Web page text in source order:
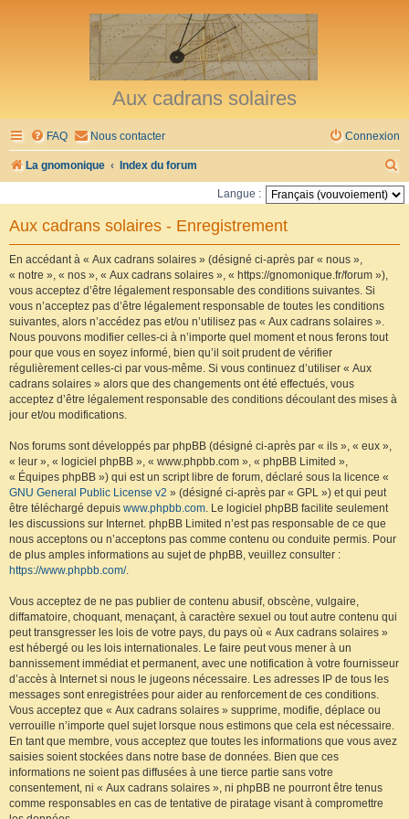
Aux cadrans solaires
FAQ Nous contacter Connexion
La gnomonique Index du forum
e
Langue :
Aux cadrans solaires - Enregistrement
En accédant à « Aux cadrans solaires » (désigné ci-après par « nous »,
« notre », « nos », « Aux cadrans solaires », « https://gnomonique.fr/forum »),
vous acceptez d’être légalement responsable des conditions suivantes. Si
vous n’acceptez pas d’être légalement responsable de toutes les conditions
suivantes, alors n’accédez pas et/ou n’utilisez pas « Aux cadrans solaires ».
Nous pouvons modifier celles-ci à n’importe quel moment et nous ferons tout
pour que vous en soyez informé, bien qu’il soit prudent de vérifier
régulièrement celles-ci par vous-même. Si vous continuez d’utiliser « Aux
cadrans solaires » alors que des changements ont été effectués, vous
acceptez d’être légalement responsable des conditions découlant des mises à
jour et/ou modifications.
Nos forums sont développés par phpBB (désigné ci-après par « ils », « eux »,
« leur », « logiciel phpBB », « www.phpbb.com », « phpBB Limited »,
« Équipes phpBB ») qui est un script libre de forum, déclaré sous la licence «
GNU General Public License v2 » (désigné ci-après par « GPL ») et qui peut
être téléchargé depuis www.phpbb.com. Le logiciel phpBB facilite seulement
les discussions sur Internet. phpBB Limited n’est pas responsable de ce que
nous acceptons ou n’acceptons pas comme contenu ou conduite permis. Pour
de plus amples informations au sujet de phpBB, veuillez consulter :
https://www.phpbb.com/.
Vous acceptez de ne pas publier de contenu abusif, obscène, vulgaire,
diffamatoire, choquant, menaçant, à caractère sexuel ou tout autre contenu qui
peut transgresser les lois de votre pays, du pays où « Aux cadrans solaires »
est hébergé ou les lois internationales. Le faire peut vous mener à un
bannissement immédiat et permanent, avec une notification à votre fournisseur
d’accès à Internet si nous le jugeons nécessaire. Les adresses IP de tous les
messages sont enregistrées pour aider au renforcement de ces conditions.
Vous acceptez que « Aux cadrans solaires » supprime, modifie, déplace ou
verrouille n’importe quel sujet lorsque nous estimons que cela est nécessaire.
En tant que membre, vous acceptez que toutes les informations que vous avez
saisies soient stockées dans notre base de données. Bien que ces
informations ne soient pas diffusées à une tierce partie sans votre
consentement, ni « Aux cadrans solaires », ni phpBB ne pourront être tenus
comme responsables en cas de tentative de piratage visant à compromettre